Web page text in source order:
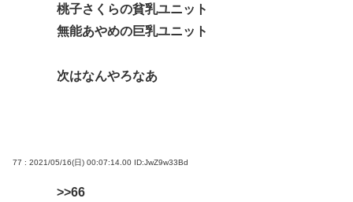
桃子さくらの貧乳ユニット
無能あやめの巨乳ユニット
次はなんやろなあ
77 : 2021/05/16(日) 00:07:14.00 ID:JwZ9w33Bd
>>66